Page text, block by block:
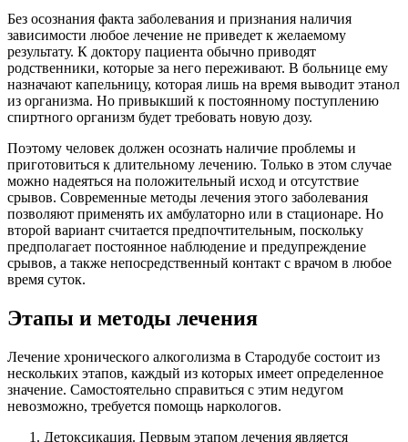
Без осознания факта заболевания и признания наличия
зависимости любое лечение не приведет к желаемому
результату. К доктору пациента обычно приводят
родственники, которые за него переживают. В больнице ему
назначают капельницу, которая лишь на время выводит этанол
из организма. Но привыкший к постоянному поступлению
спиртного организм будет требовать новую дозу.
Поэтому человек должен осознать наличие проблемы и
приготовиться к длительному лечению. Только в этом случае
можно надеяться на положительный исход и отсутствие
срывов. Современные методы лечения этого заболевания
позволяют применять их амбулаторно или в стационаре. Но
второй вариант считается предпочтительным, поскольку
предполагает постоянное наблюдение и предупреждение
срывов, а также непосредственный контакт с врачом в любое
время суток.
Этапы и методы лечения
Лечение хронического алкоголизма в Стародубе состоит из
нескольких этапов, каждый из которых имеет определенное
значение. Самостоятельно справиться с этим недугом
невозможно, требуется помощь наркологов.
Детоксикация. Первым этапом лечения является